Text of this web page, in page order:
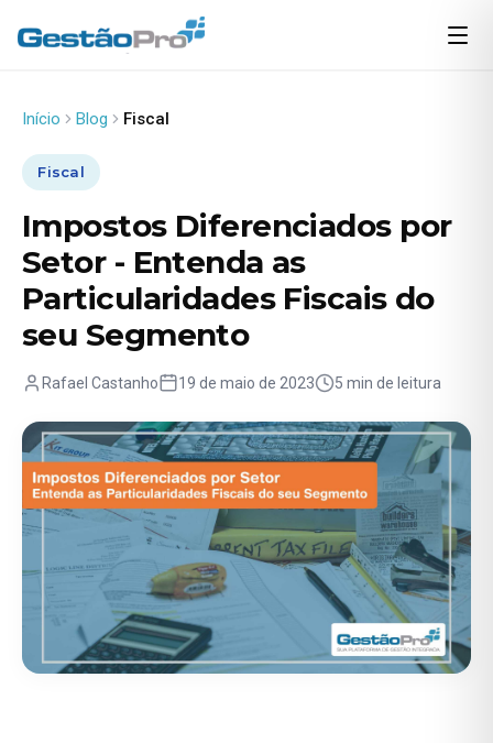
Início Blog Fiscal
Fiscal
Impostos Diferenciados por
Setor - Entenda as
Particularidades Fiscais do
seu Segmento
Rafael Castanho 19 de maio de 2023 5 min de leitura